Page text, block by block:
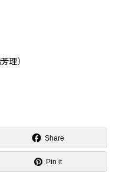
理）
Share
Pin it